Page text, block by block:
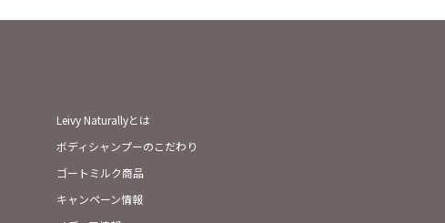
Leivy Naturallyとは
ボディシャンプーのこだわり
ゴートミルク商品
キャンペーン情報